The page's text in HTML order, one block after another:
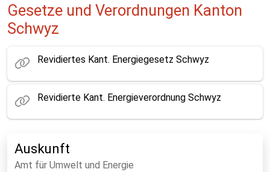
Gesetze und Verordnungen Kanton
Schwyz
Revidiertes Kant. Energiegesetz Schwyz
Revidierte Kant. Energieverordnung Schwyz
Auskunft
Amt für Umwelt und Energie